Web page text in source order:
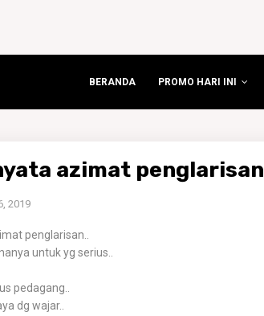
BERANDA PROMO HARI INI
azimat penglarisan
2019
penglarisan..
untuk yg serius..
pedagang..
dg wajar..